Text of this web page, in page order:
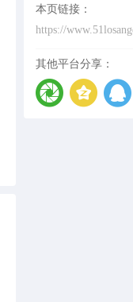
本页链接：
其他平台分享：